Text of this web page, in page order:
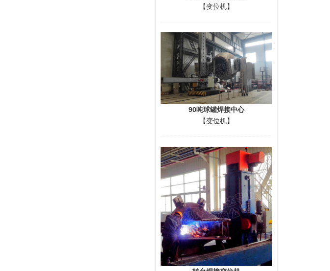
【变位机】
90吨球罐焊接中心
【变位机】